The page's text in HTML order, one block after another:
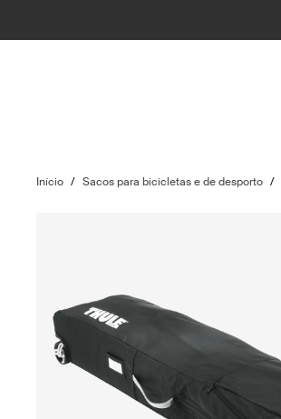
Início / Sacos para bicicletas e de desporto /